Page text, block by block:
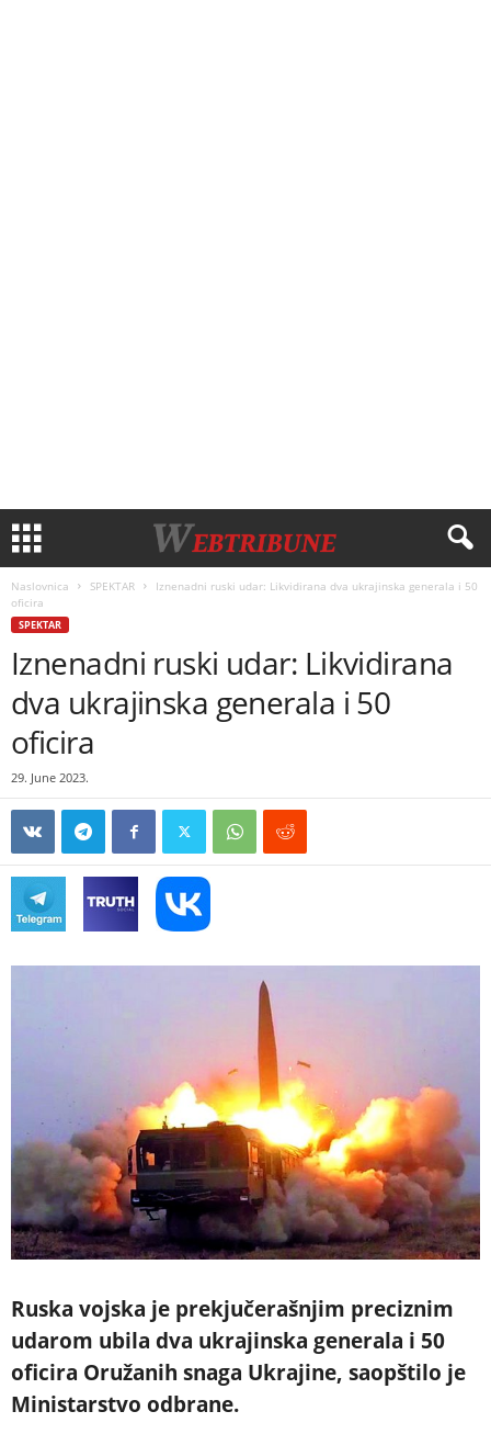
Naslovnica SPEKTAR
Iznenadni ruski udar: Likvidirana dva ukrajinska generala i 50
oficira
SPEKTAR
Iznenadni ruski udar: Likvidirana
dva ukrajinska generala i 50
oficira
29. June 2023.
Ruska vojska je prekjučerašnjim preciznim
udarom ubila dva ukrajinska generala i 50
oficira Oružanih snaga Ukrajine, saopštilo je
Ministarstvo odbrane.